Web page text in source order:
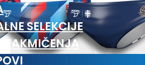
SELEKCIJE
TAKMIČENJA